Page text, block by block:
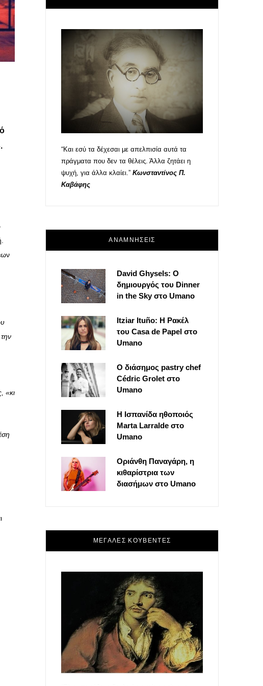
«κι
“Και εσύ τα δέχεσαι με απελπισία αυτά τα
πράγματα που δεν τα θέλεις. Άλλα ζητάει η
ψυχή, για άλλα κλαίει.” Κωνσταντίνος Π.
Καβάφης
ΑΝΑΜΝΗΣΕΙΣ
David Ghysels: Ο
δημιουργός του Dinner
in the Sky στο Umano
Itziar Ituño: Η Ρακέλ
του Casa de Papel στο
Umano
Ο διάσημος pastry chef
Cédric Grolet στο
Umano
Η Ισπανίδα ηθοποιός
Marta Larralde στο
Umano
Οριάνθη Παναγάρη, η
κιθαρίστρια των
διασήμων στο Umano
ΜΕΓΑΛΕΣ ΚΟΥΒΕΝΤΕΣ